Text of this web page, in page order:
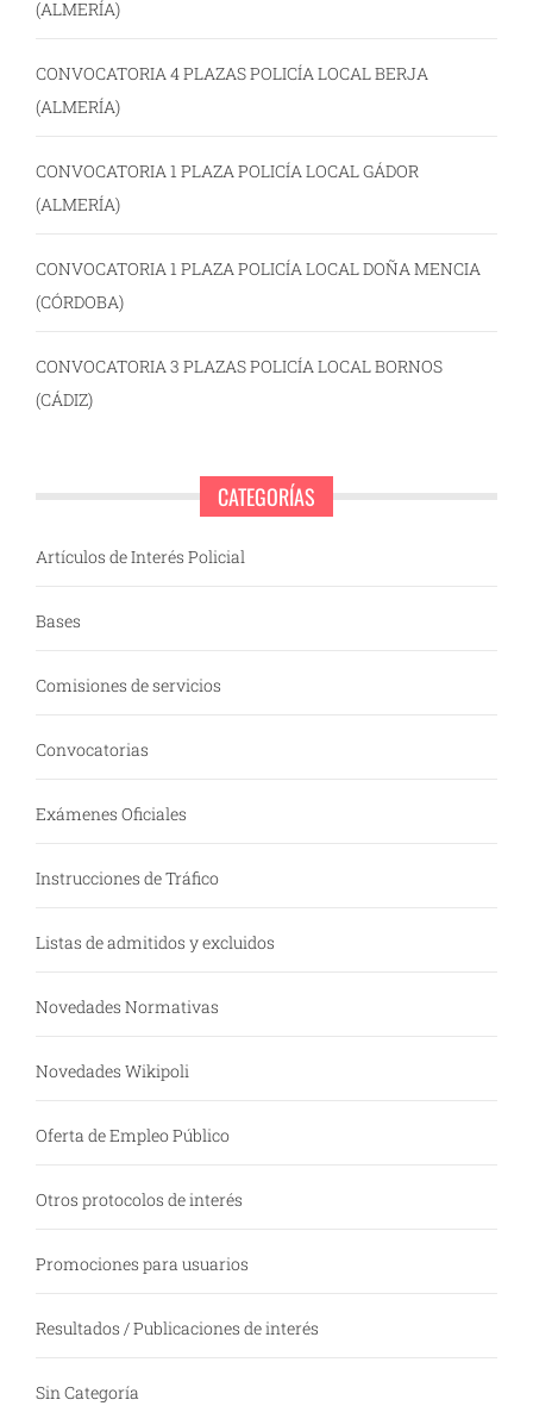
(ALMERÍA)
CONVOCATORIA 4 PLAZAS POLICÍA LOCAL BERJA
(ALMERÍA)
CONVOCATORIA 1 PLAZA POLICÍA LOCAL GÁDOR
(ALMERÍA)
CONVOCATORIA 1 PLAZA POLICÍA LOCAL DOÑA MENCIA
(CÓRDOBA)
CONVOCATORIA 3 PLAZAS POLICÍA LOCAL BORNOS
(CÁDIZ)
CATEGORÍAS
Artículos de Interés Policial
Bases
Comisiones de servicios
Convocatorias
Exámenes Oficiales
Instrucciones de Tráfico
Listas de admitidos y excluidos
Novedades Normativas
Novedades Wikipoli
Oferta de Empleo Público
Otros protocolos de interés
Promociones para usuarios
Resultados / Publicaciones de interés
Sin Categoría